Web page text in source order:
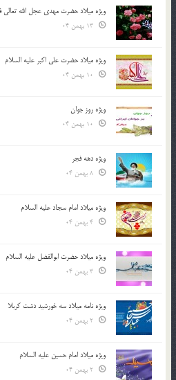
ویژه میلاد حضرت مهدی عجل الله تعالی
ویژه میلاد حضرت علی اکبر علیه السلام
ویژه روز جوان
ویژه دهه فجر
ویژه میلاد امام سجاد علیه السلام
ویژه میلاد حضرت ابوالفضل علیه السلام
ویژه نامه میلاد سه خورشید دشت کربلا
ویژه میلاد امام حسین علیه السلام